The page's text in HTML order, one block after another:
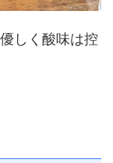
しく酸味は控